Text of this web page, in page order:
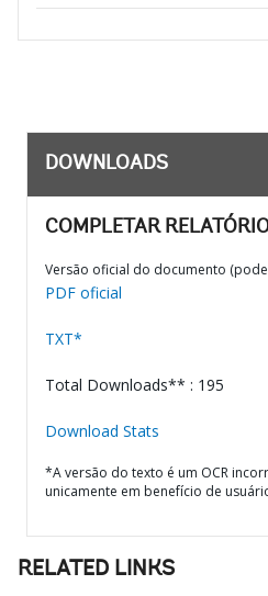
DOWNLOADS
COMPLETAR
Versão oficial do documento
PDF oficial
TXT*
Total Downloads** : 195
Download Stats
*A versão do texto é um OCR
unicamente em benefício de
RELATED LINKS